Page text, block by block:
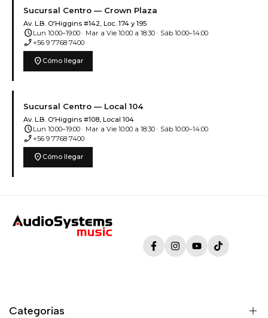
Sucursal Centro — Crown Plaza
Av. L.B. O'Higgins #142, Loc. 174 y 195
scheduleLun 10:00–19:00 · Mar a Vie 10:00 a 18:30 · Sáb 10:00–14:00
phone_enabled +56 9 7768 7400
location_on Cómo llegar
Sucursal Centro — Local 104
Av. L.B. O'Higgins #108, Local 104
scheduleLun 10:00–19:00 · Mar a Vie 10:00 a 18:30 · Sáb 10:00–14:00
phone_enabled +56 9 7768 7400
location_on Cómo llegar
FacebookInstagramYouTubeTikTok
Categorias